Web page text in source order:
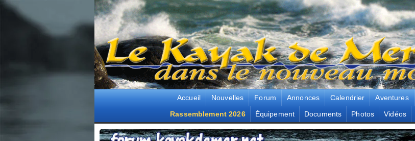
Accueil Nouvelles Forum Annonces Calendrier Aventures
Rassemblement 2026
Équipement Documents Photos Vidéos